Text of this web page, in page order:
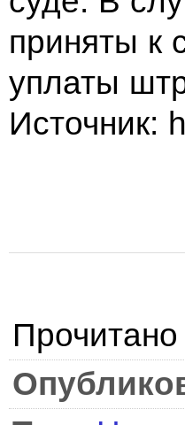
приняты к
уплаты
Источник:
Прочитано